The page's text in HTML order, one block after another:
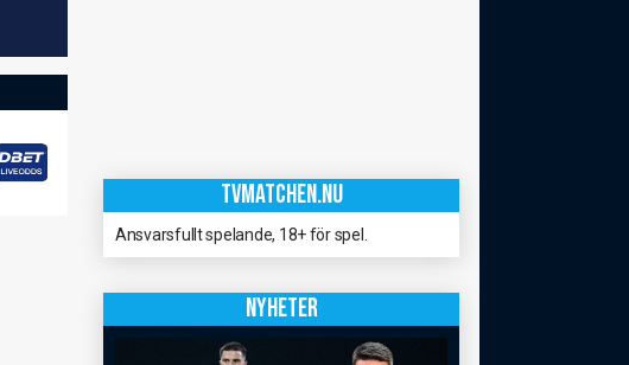
TVMATCHEN.NU
Ansvarsfullt spelande, 18+ för spel.
NYHETER